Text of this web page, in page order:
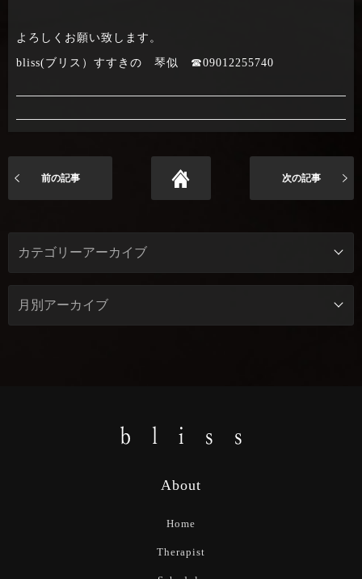
よろしくお願い致します。
bliss(ブリス）すすきの 琴似 ☎09012255740
前の記事 次の記事
About
Home
Therapist